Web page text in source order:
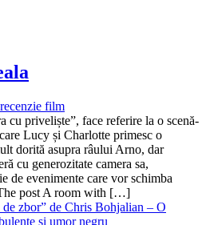
film
cu priveliște”, face referire la o scenă-
Lucy și Charlotte primesc o
dorită asupra râului Arno, dar
cu generozitate camera sa,
de evenimente care vor schimba
post A room with […]
de zbor” de Chris Bohjalian – O
și umor negru